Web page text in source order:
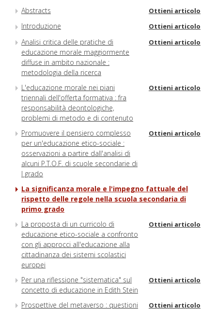
Abstracts Ottieni articolo
Introduzione Ottieni articolo
Analisi critica delle pratiche di
educazione morale maggiormente
diffuse in ambito nazionale :
metodologia della ricerca
Ottieni articolo
L'educazione morale nei piani
triennali dell'offerta formativa : fra
responsabilità deontologiche,
problemi di metodo e di contenuto
Ottieni articolo
Promuovere il pensiero complesso
per un'educazione etico-sociale :
osservazioni a partire dall'analisi di
alcuni P.T.O.F. di scuole secondarie di
I grado
Ottieni articolo
La significanza morale e l'impegno fattuale del
rispetto delle regole nella scuola secondaria di
primo grado
La proposta di un curricolo di
educazione etico-sociale a confronto
con gli approcci all'educazione alla
cittadinanza dei sistemi scolastici
europei
Ottieni articolo
Per una riflessione "sistematica" sul
concetto di educazione in Edith Stein
Ottieni articolo
Prospettive del metaverso : questioni
Ottieni articolo